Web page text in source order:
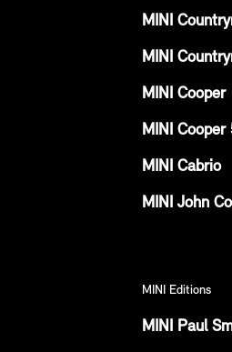
MINI
MINI
MINI Cooper
MINI
MINI Cabrio
MINI John
MINI Editions
MINI Paul